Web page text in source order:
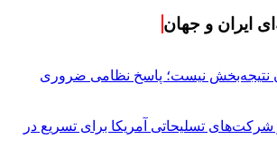
ایران و جهان
نتیجه‌بخش نیست؛ پاسخ نظامی ضروری
تسلیحاتی آمریکا برای تسریع در